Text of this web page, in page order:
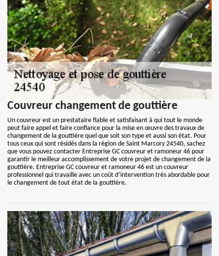
Couvreur changement de gouttière
Un couvreur est un prestataire fiable et satisfaisant à qui tout le monde
peut faire appel et faire confiance pour la mise en œuvre des travaux de
changement de la gouttière quel que soit son type et aussi son état. Pour
tous ceux qui sont résidés dans la région de Saint Marcory 24540, sachez
que vous pouvez contacter Entreprise GC couvreur et ramoneur 46 pour
garantir le meilleur accomplissement de votre projet de changement de la
gouttière. Entreprise GC couvreur et ramoneur 46 est un couvreur
professionnel qui travaille avec un coût d’intervention très abordable pour
le changement de tout état de la gouttière.